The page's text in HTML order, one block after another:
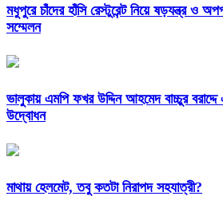
মধুপুরে চাঁদের হাঁসি রেস্টুরেন্ট নিয়ে ষড়যন্ত্র ও
সম্মেলন
ভালুকায় এমপি ফখর উদ্দিন আহমেদ বাচ্চুর বরাদ্দে
উদ্বোধন
মাথায় হেলমেট, তবু কতটা নিরাপদ সহযাত্রী?